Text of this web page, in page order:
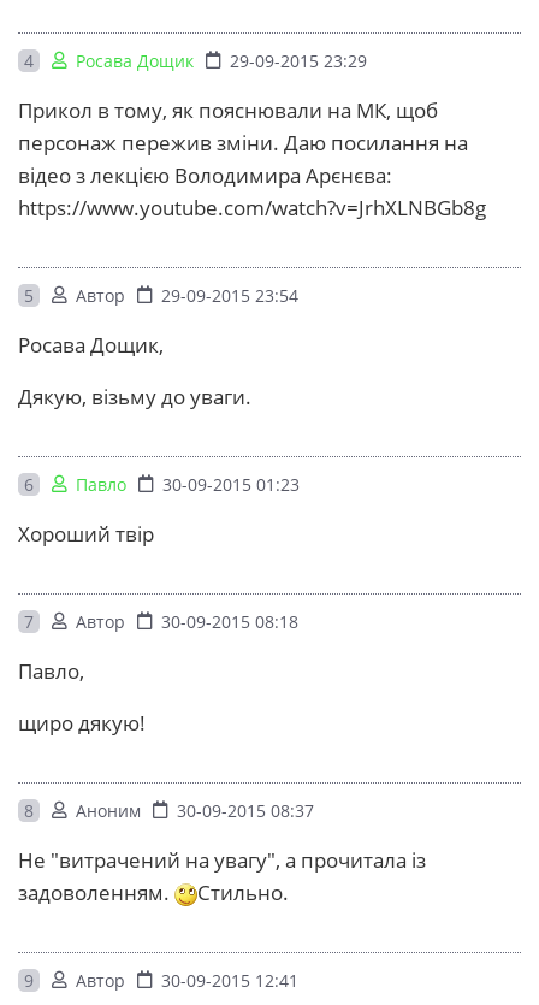
4 Росава Дощик 29-09-2015 23:29
Прикол в тому, як пояснювали на МК, щоб
персонаж пережив зміни. Даю посилання на
відео з лекцією Володимира Арєнєва:
https://www.youtube.com/watch?v=JrhXLNBGb8g
5 Автор 29-09-2015 23:54
Росава Дощик,
Дякую, візьму до уваги.
6 Павло 30-09-2015 01:23
Хороший твір
7 Автор 30-09-2015 08:18
Павло,
щиро дякую!
8 Аноним 30-09-2015 08:37
Не "витрачений на увагу", а прочитала із
задоволенням.
Стильно.
9 Автор 30-09-2015 12:41